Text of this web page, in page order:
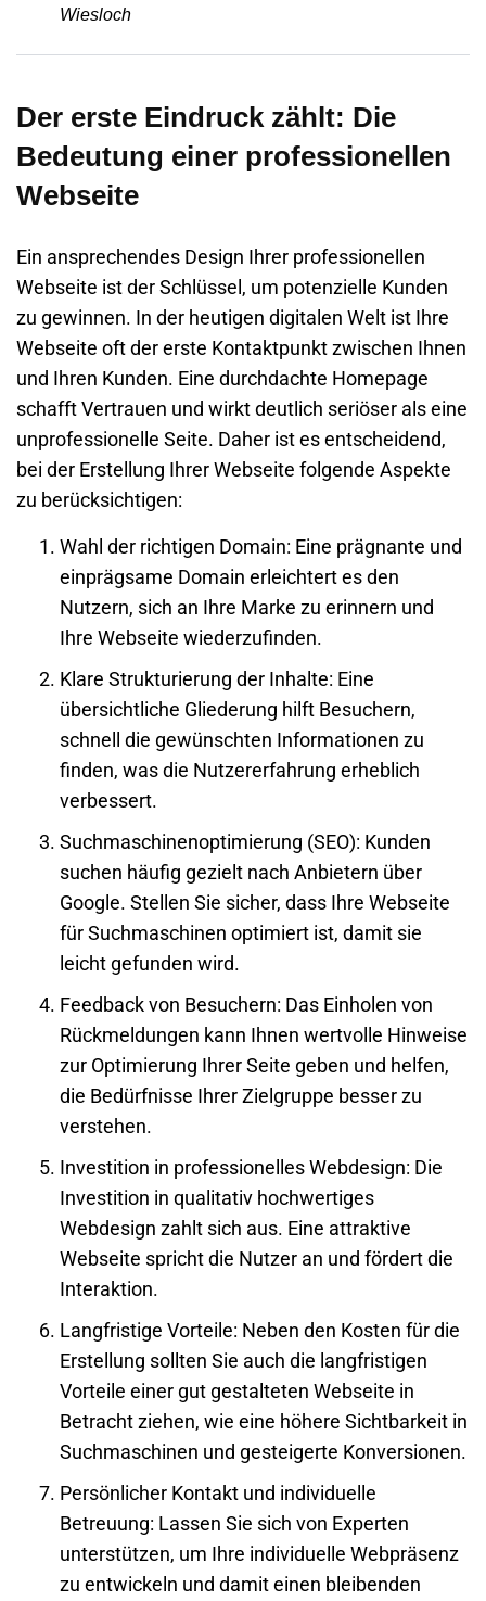
Wiesloch
Der erste Eindruck zählt: Die
Bedeutung einer professionellen
Webseite
Ein ansprechendes Design Ihrer professionellen
Webseite ist der Schlüssel, um potenzielle Kunden
zu gewinnen. In der heutigen digitalen Welt ist Ihre
Webseite oft der erste Kontaktpunkt zwischen Ihnen
und Ihren Kunden. Eine durchdachte Homepage
schafft Vertrauen und wirkt deutlich seriöser als eine
unprofessionelle Seite. Daher ist es entscheidend,
bei der Erstellung IhrerWebseite folgende Aspekte
zu berücksichtigen:
Wahl der richtigen Domain: Eine prägnante und
einprägsame Domain erleichtert es den
Nutzern, sich an Ihre Marke zu erinnern und
Ihre Webseite wiederzufinden.
Klare Strukturierung der Inhalte: Eine
übersichtliche Gliederung hilft Besuchern,
schnell die gewünschten Informationen zu
finden, was die Nutzererfahrung erheblich
verbessert.
Suchmaschinenoptimierung (SEO): Kunden
suchen häufig gezielt nach Anbietern über
Google. Stellen Sie sicher, dass Ihre Webseite
für Suchmaschinen optimiert ist, damit sie
leicht gefunden wird.
Feedback von Besuchern: Das Einholen von
Rückmeldungen kann Ihnen wertvolle Hinweise
zur Optimierung Ihrer Seite geben und helfen,
die Bedürfnisse Ihrer Zielgruppe besser zu
verstehen.
Investition in professionelles Webdesign: Die
Investition in qualitativ hochwertiges
Webdesign zahlt sich aus. Eine attraktive
Webseite spricht die Nutzer an und fördert die
Interaktion.
Langfristige Vorteile: Neben den Kosten für die
Erstellung sollten Sie auch die langfristigen
Vorteile einer gut gestalteten Webseite in
Betracht ziehen, wie eine höhere Sichtbarkeit in
Suchmaschinen und gesteigerte Konversionen.
Persönlicher Kontakt und individuelle
Betreuung: Lassen Sie sich von Experten
unterstützen, um Ihre individuelle Webpräsenz
zu entwickeln und damit einen bleibenden